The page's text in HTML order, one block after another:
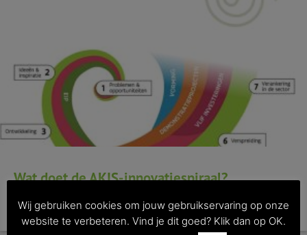
Wat doet de AKIS-innovatiespiraal?
>> Lees dit artikel
Wij gebruiken cookies om jouw gebruikservaring op onze
website te verbeteren. Vind je dit goed? Klik dan op OK.